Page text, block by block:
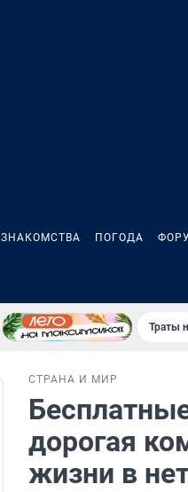
ЗНАКОМСТВА ПОГОДА
Траты
СТРАНА И МИР
дорогая
жизни в